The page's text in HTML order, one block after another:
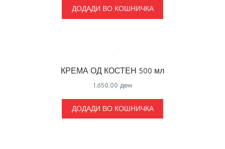
was:
6.140,00 ден. 3.140,00 ден.
ДОДАДИ ВО КОШНИЧКА
КРЕМА ОД КОСТЕН 500 мл
1.650,00 ден
ДОДАДИ ВО КОШНИЧКА